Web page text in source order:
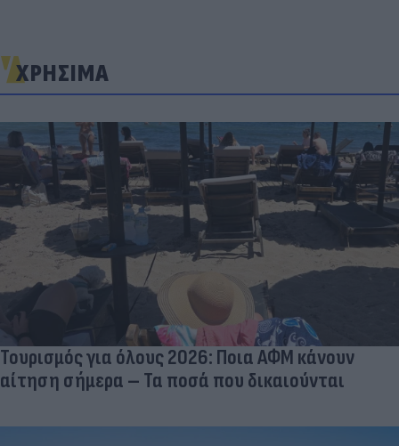
ΧΡΗΣΙΜΑ
Τουρισμός για όλους 2026: Ποια ΑΦΜ κάνουν
αίτηση σήμερα – Τα ποσά που δικαιούνται